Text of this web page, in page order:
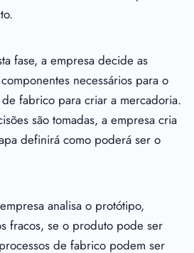
fase, a empresa decide as
necessários para o
fabrico para criar a mercadoria.
são tomadas, a empresa cria
definirá como poderá ser o
analisa o protótipo,
fracos, se o produto pode ser
de fabrico podem ser